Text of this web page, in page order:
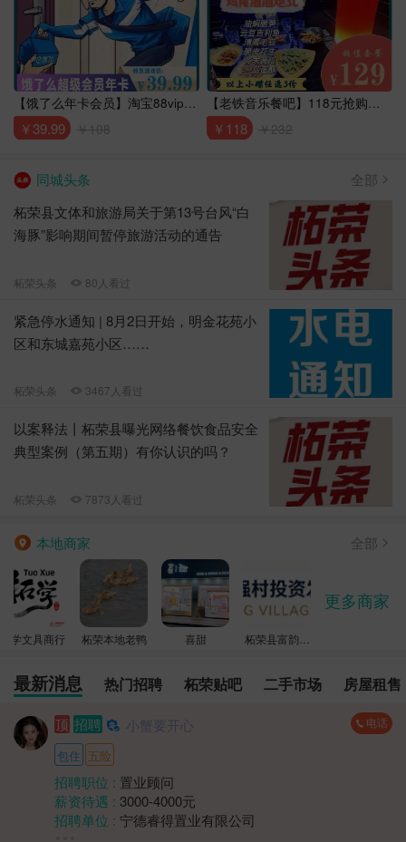
【饿了么年卡会员】淘宝88vip会
员未到期不可下单！
￥39.99
【老铁音乐餐吧】118元抢购原
价232元百威一件
￥118
同城头条
全部
柘荣县文体和旅游局关于第13号台风“白
海豚”影响期间暂停旅游活动的通告
柘荣头条 80人看过
紧急停水通知 | 8月2日开始，明金花苑小
区和东城嘉苑小区……
柘荣头条 3467人看过
以案释法丨柘荣县曝光网络餐饮食品安全
典型案例（第五期）有你认识的吗？
柘荣头条 7873人看过
本地商家 全部
拓学文具商行 柘荣本地老鸭 喜甜
柘荣县富韵强
限公司
更多商家
最新消息 热门招聘 柘荣贴吧 二手市场 房屋租售
顶 招聘 小蟹要开心 电话
包住 五险
招聘职位 : 置业顾问
薪资待遇 : 3000-4000元
招聘单位 : 宁德睿得置业有限公司